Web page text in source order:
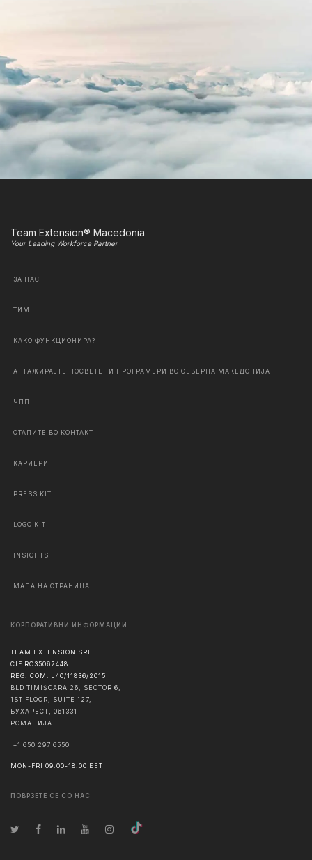
Team Extension® Macedonia
Your Leading Workforce Partner
ЗА НАС
ТИМ
КАКО ФУНКЦИОНИРА?
АНГАЖИРАЈТЕ ПОСВЕТЕНИ ПРОГРАМЕРИ ВО СЕВЕРНА МАКЕДОНИЈА
ЧПП
СТАПИТЕ ВО КОНТАКТ
КАРИЕРИ
PRESS KIT
LOGO KIT
INSIGHTS
МАПА НА СТРАНИЦА
КОРПОРАТИВНИ ИНФОРМАЦИИ
TEAM EXTENSION SRL
CIF RO35062448
REG. COM. J40/11836/2015
BLD TIMIȘOARA 26, SECTOR 6,
1ST FLOOR, SUITE 127,
БУХАРЕСТ, 061331
РОМАНИЈА
+1 650 297 6550
MON-FRI 09:00-18:00 EET
ПОВРЗЕТЕ СЕ СО НАС